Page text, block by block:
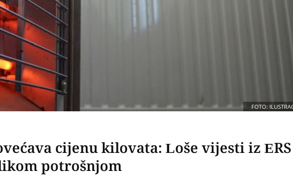
FOTO:
cijenu kilovata: Loše vijesti iz ERS
potrošnjom